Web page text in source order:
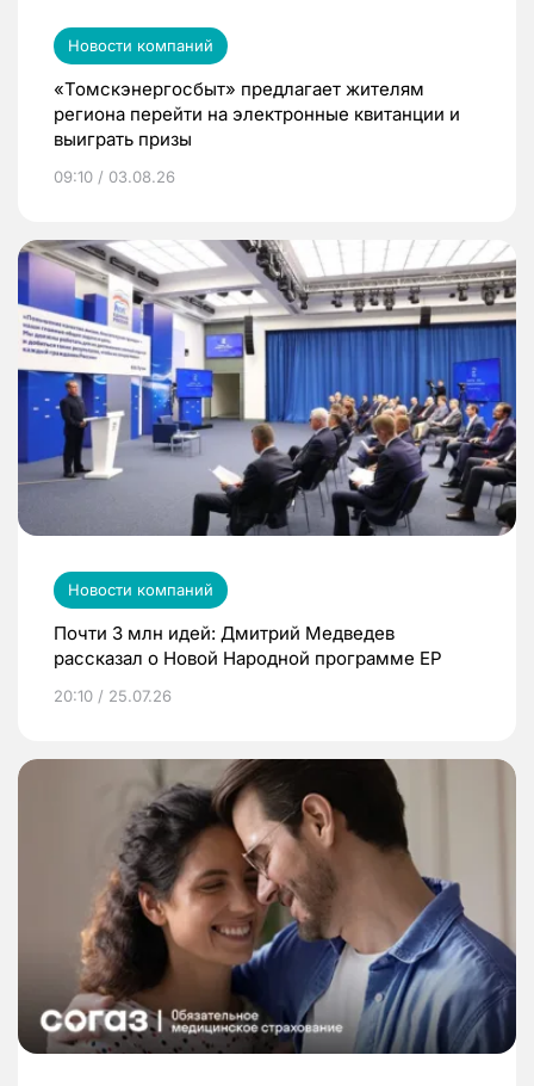
Новости компаний
«Томскэнергосбыт» предлагает жителям
региона перейти на электронные квитанции и
выиграть призы
09:10 / 03.08.26
Новости компаний
Почти 3 млн идей: Дмитрий Медведев
рассказал о Новой Народной программе ЕР
20:10 / 25.07.26